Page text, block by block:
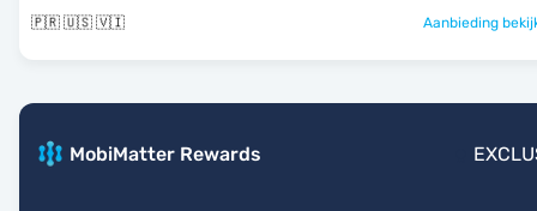
🇵🇷 🇺🇸 🇻🇮 Aanbieding
MobiMatter Rewards